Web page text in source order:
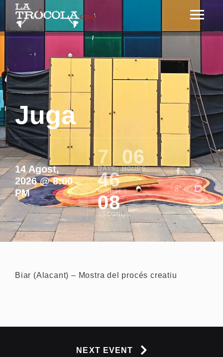
Juga
14 Agost,
2026 @ 8:00
PM
7
06
46
08
Biar (Alacant) – Mostra del procés creatiu
NEXT EVENT